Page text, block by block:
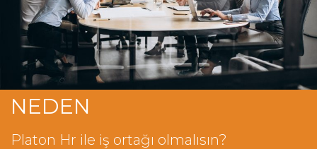
NEDEN
Platon Hr ile iş ortağı olmalısın?